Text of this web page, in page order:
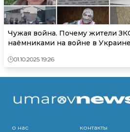
Чужая война. Почему жители
наёмниками на войне в
01.10.2025 19:26
о нас контакты